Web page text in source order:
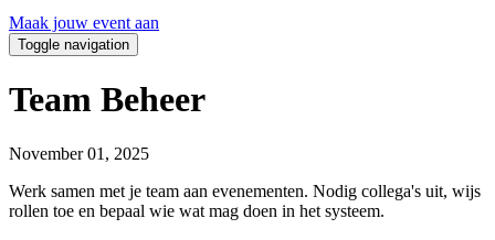
Maak jouw event aan
Toggle navigation
Team Beheer
November 01, 2025
Werk samen met je team aan evenementen. Nodig collega's uit, wijs
rollen toe en bepaal wie wat mag doen in het systeem.